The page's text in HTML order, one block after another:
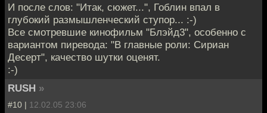
И после слов: "Итак, сюжет...", Гоблин впал в
глубокий размышленческий ступор... :-)
Все смотревшие кинофильм "Блэйд3", особенно с
вариантом пиревода: "В главные роли: Сириан
Десерт", качество шутки оценят.
:-)
RUSH »
#10 | 12.02.05 23:06